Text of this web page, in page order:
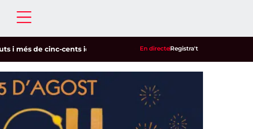
de cinc-cents identificats en un dispositiu policial contra la
En directeRegistra't